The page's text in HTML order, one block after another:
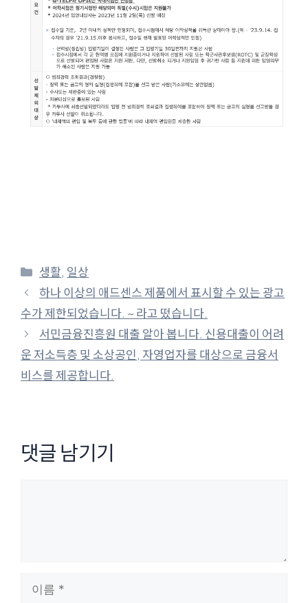
카
테
고
리
생활, 일상
하나 이상의 애드센스 제품에서 표시할 수 있는 광고
수가 제한되었습니다. ~ 라고 떴습니다.
서민금융진흥원 대출 알아 봅니다. 신용대출이 어려
운 저소득층 및 소상공인, 자영업자를 대상으로 금융서
비스를 제공합니다.
댓글 남기기